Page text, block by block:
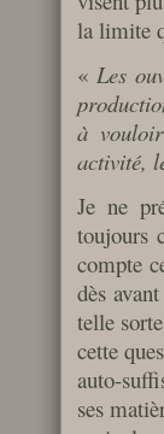
la limite
« Les
à
activité,
Je ne
toujours
compte
dès
telle
cette
auto-
ses